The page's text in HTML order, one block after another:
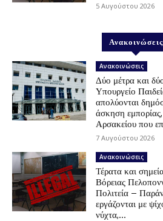
5 Αυγούστου 2026
Ανακοινώσεις
Ανακοινώσεις
Δύο μέτρα και
Υπουργείο
απολύονται
άσκηση
Αρσακείου που
7 Αυγούστου 2026
Ανακοινώσεις
Τέρατα και
Βόρειας
Πολιτεία –
εργάζονται με
νύχτα,...